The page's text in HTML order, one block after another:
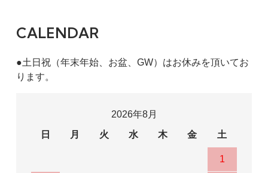
CALENDAR
●土日祝（年末年始、お盆、GW）はお休みを頂いてお
ります。
2026年8月
日
月 火 水 木 金 土
1